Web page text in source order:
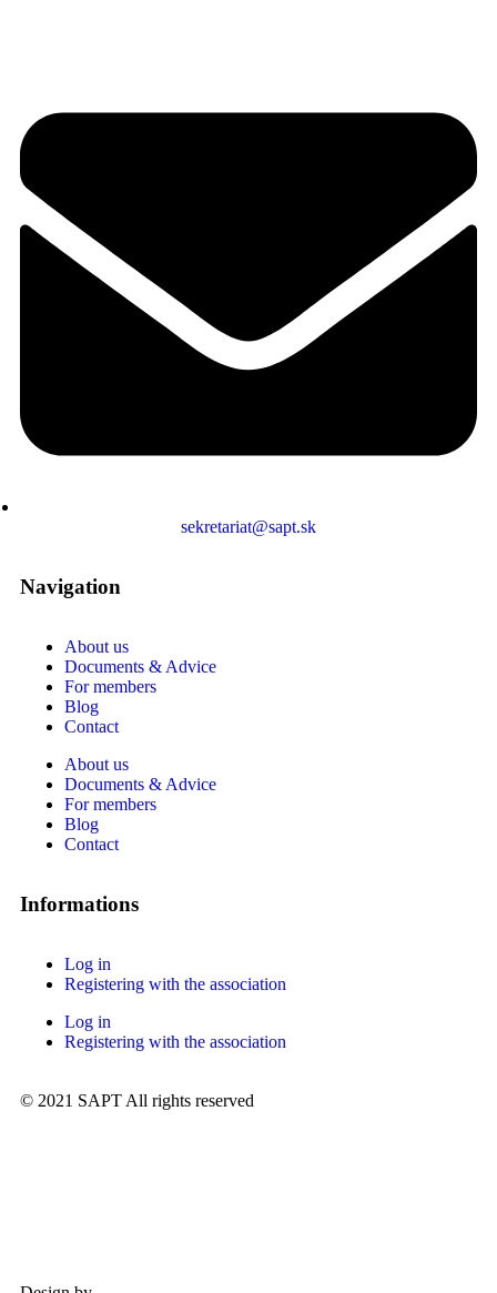
sekretariat@sapt.sk
Navigation
About us
Documents & Advice
For members
Blog
Contact
About us
Documents & Advice
For members
Blog
Contact
Informations
Log in
Registering with the association
Log in
Registering with the association
© 2021 SAPT All rights reserved